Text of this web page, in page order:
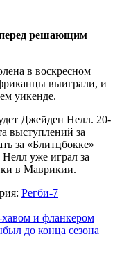
перед решающим
в воскресном
выиграли, и
уикенде.
Джейден Нелл. 20-
выступлений за
за «Блитцбокке»
уже играл за
в Маврикии.
Регби-7
и фланкером
до конца сезона